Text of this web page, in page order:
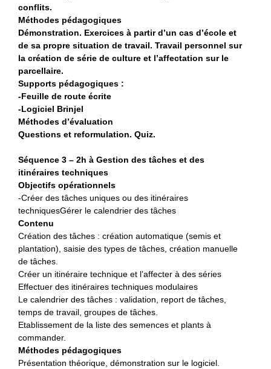
conflits.
Méthodes pédagogiques
Démonstration. Exercices à partir d’un cas d’école et
de sa propre situation de travail. Travail personnel sur
la création de série de culture et l’affectation sur le
parcellaire.
Supports pédagogiques :
-Feuille de route écrite
-Logiciel Brinjel
Méthodes d’évaluation
Questions et reformulation. Quiz.
Séquence 3 – 2h à Gestion des tâches et des
itinéraires techniques
Objectifs opérationnels
-Créer des tâches uniques ou des itinéraires
techniquesGérer le calendrier des tâches
Contenu
Création des tâches : création automatique (semis et
plantation), saisie des types de tâches, création manuelle
de tâches.
Créer un itinéraire technique et l’affecter à des séries
Effectuer des itinéraires techniques modulaires
Le calendrier des tâches : validation, report de tâches,
temps de travail, groupes de tâches.
Etablissement de la liste des semences et plants à
commander.
Méthodes pédagogiques
Présentation théorique, démonstration sur le logiciel.